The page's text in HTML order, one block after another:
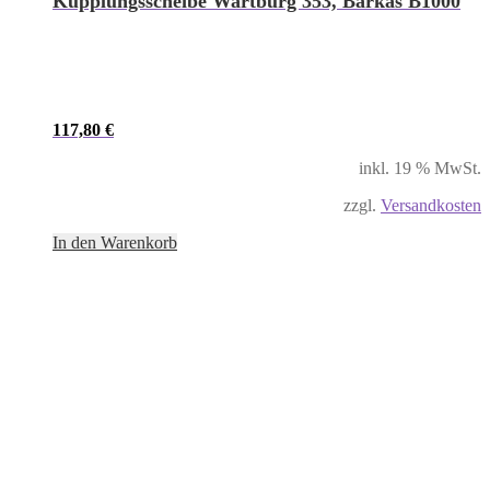
117,80 €
inkl. 19 % MwSt.
zzgl. Versandkosten
In den Warenkorb